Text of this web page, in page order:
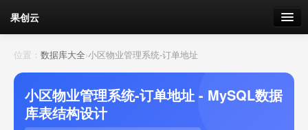
果创云
数据表单
API接口
云存储
位置： 数据库大全›小区物业管理系统-订单地址
小区物业管理系统-订单地址 - MySQL数据
库表结构设计